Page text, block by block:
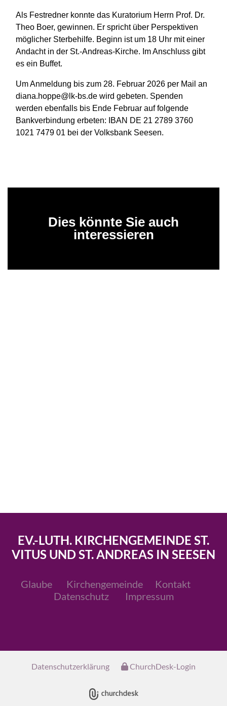
Als Festredner konnte das Kuratorium Herrn Prof. Dr.
Theo Boer, gewinnen. Er spricht über Perspektiven
möglicher Sterbehilfe. Beginn ist um 18 Uhr mit einer
Andacht in der St.-Andreas-Kirche. Im Anschluss gibt
es ein Buffet.
Um Anmeldung bis zum 28. Februar 2026 per Mail an
diana.hoppe@lk-bs.de wird gebeten. Spenden
werden ebenfalls bis Ende Februar auf folgende
Bankverbindung erbeten: IBAN DE 21 2789 3760
1021 7479 01 bei der Volksbank Seesen.
Dies könnte Sie auch
interessieren
EV.-LUTH. KIRCHENGEMEINDE ST.
VITUS UND ST. ANDREAS IN SEESEN
Glaube Kirchengemeinde
Kontakt
Datenschutz
Impressum
Datenschutzerklärung ChurchDesk-Login